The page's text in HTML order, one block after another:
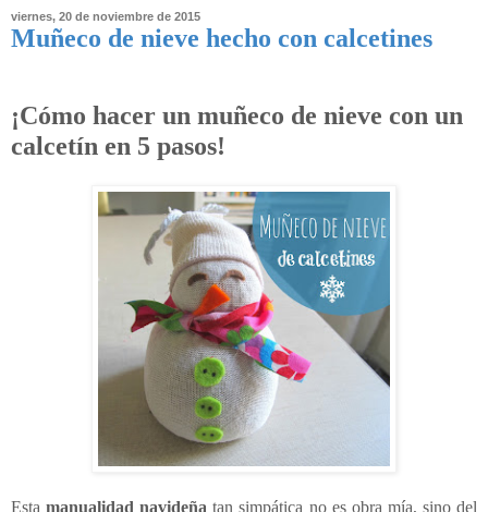
viernes, 20 de noviembre de 2015
Muñeco de nieve hecho con calcetines
¡Cómo hacer un muñeco de nieve con un
calcetín en 5 pasos!
Estamanualidad navideña tan simpática no es obra mía, sino del